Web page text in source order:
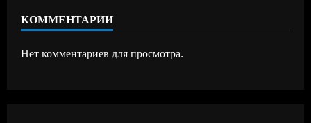
КОММЕНТАРИИ
Нет комментариев для просмотра.